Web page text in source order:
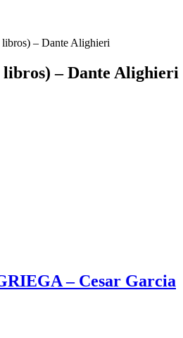
– Dante Alighieri
– Dante Alighieri
– Cesar Garcia